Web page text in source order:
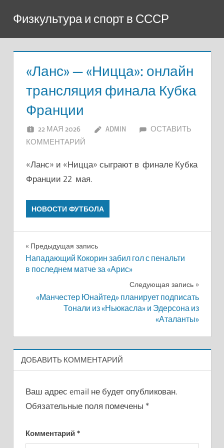
содержимому
Физкультура и спорт в СССР
«Ланс» — «Ницца»: онлайн
трансляция финала Кубка
Франции
22 МАЯ 2026 ADMIN
ОСТАВИТЬ
КОММЕНТАРИЙ
«Ланс» и «Ницца» сыграют в финале Кубка
Франции 22 мая.
НОВОСТИ ФУТБОЛА
Навигация
по
Предыдущая запись
Нападающий Кокорин забил гол с пенальти
в последнем матче за «Арис»
Следующая запись
«Манчестер Юнайтед» планирует подписать
Тонали из «Ньюкасла» и Эдерсона из
«Аталанты»
ДОБАВИТЬ КОММЕНТАРИЙ
Ваш адрес email не будет опубликован.
Обязательные поля помечены *
Комментарий *